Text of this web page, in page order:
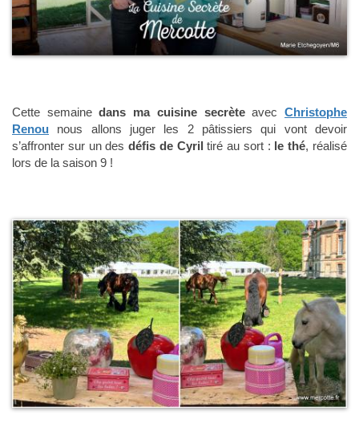
Cette semainedans ma cuisine secrèteavecChristophe
Renou nous allons juger les 2 pâtissiers qui vont devoir
s’affronter sur un desdéfis de Cyril tiré au sort : le thé, réalisé
lors de la saison 9 !